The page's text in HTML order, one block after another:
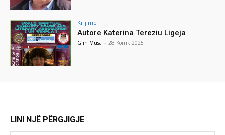
Krijime
Autore Katerina Tereziu Ligeja
Gjin Musa - 28 Korrik 2025
LINI NJË PËRGJIGJE